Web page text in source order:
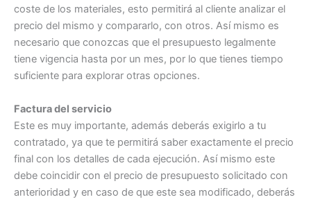
coste de los materiales, esto permitirá al cliente analizar el
precio del mismo y compararlo, con otros. Así mismo es
necesario que conozcas que el presupuesto legalmente
tiene vigencia hasta por un mes, por lo que tienes tiempo
suficiente para explorar otras opciones.
Factura del servicio
Este es muy importante, además deberás exigirlo a tu
contratado, ya que te permitirá saber exactamente el precio
final con los detalles de cada ejecución. Así mismo este
debe coincidir con el precio de presupuesto solicitado con
anterioridad y en caso de que este sea modificado, deberás